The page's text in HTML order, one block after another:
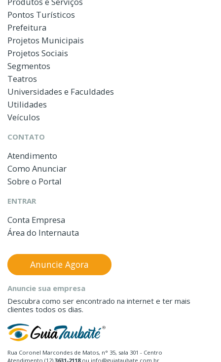
Pontos Turísticos
Prefeitura
Projetos Municipais
Projetos Sociais
Segmentos
Teatros
Universidades e Faculdades
Utilidades
Veículos
CONTATO
Atendimento
Como Anunciar
Sobre o Portal
ENTRAR
Conta Empresa
Área do Internauta
Rua Coronel Marcondes de Matos, n° 35, sala 301 - Centro
Atendimento (12) 3631-2118ou info@guiataubate.com.br
Anuncie sua empresa
Descubra como ser encontrado na internet e ter mais
clientes todos os dias.
Anuncie Agora